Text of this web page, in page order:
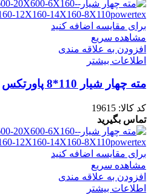
برای مقایسه اضافه کنید
مشاهده سریع
افزودن به علاقه مندی
اطلاعات بیشتر
مته چهار شیار 110*8 پاورتکس
کد کالا: 19615
تماس بگیرید
برای مقایسه اضافه کنید
مشاهده سریع
افزودن به علاقه مندی
اطلاعات بیشتر